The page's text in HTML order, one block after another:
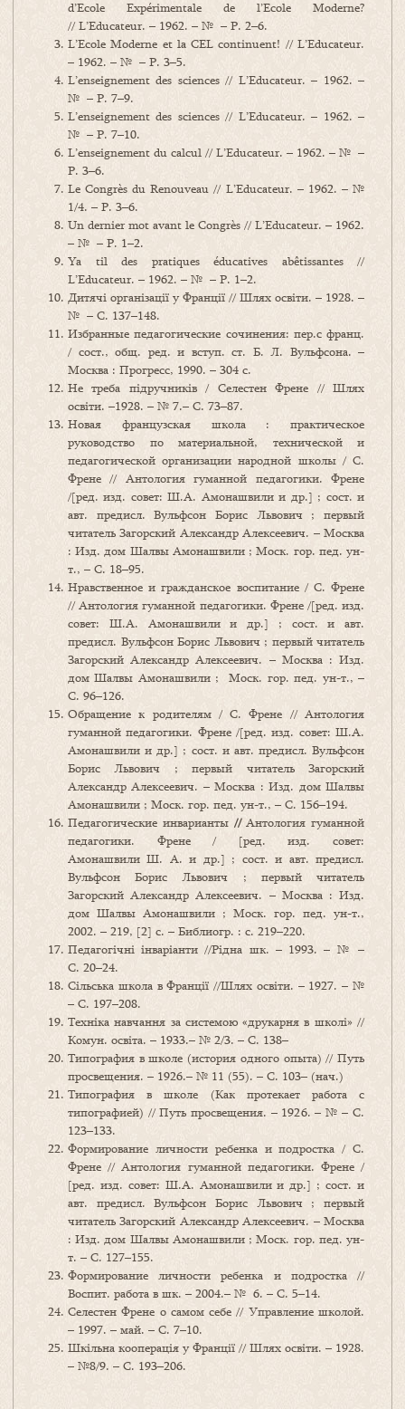
d’Ecole Expérimentale de l’Ecole Moderne?
// L’Educateur. – 1962. – № – P. 2–6.
L’Ecole Moderne et la CEL continuent! // L’Educateur.
– 1962. – № – P. 3–5.
L’enseignement des sciences // L’Educateur. – 1962. –
№ – P. 7–9.
L’enseignement des sciences // L’Educateur. – 1962. –
№ – P. 7–10.
L’enseignement du calcul // L’Educateur. – 1962. – № –
P. 3–6.
Le Congrès du Renouveau // L’Educateur. – 1962. – №
1/4. – P. 3–6.
Un dernier mot avant le Congrès // L’Educateur. – 1962.
– № – P. 1–2.
Ya til des pratiques éducatives abêtissantes //
L’Educateur. – 1962. – № – P. 1–2.
Дитячі організації у Франції // Шлях освіти. – 1928. –
№ – С. 137–148.
Избранные педагогические сочинения: пер.с франц.
/ сост., общ. ред. и вступ. ст. Б. Л. Вульфсона. –
Москва : Прогресс, 1990. – 304 с.
Не треба підручників / Селестен Френе // Шлях
освіти. –1928. – № 7.– С. 73–87.
Новая французская школа : практическое
руководство по материальной, технической и
педагогической организации народной школы / С.
Френе // Антология гуманной педагогики. Френе
/[ред. изд. совет: Ш.А. Амонашвили и др.] ; сост. и
авт. предисл. Вульфсон Борис Львович ; первый
читатель Загорский Александр Алексеевич. – Москва
: Изд. дом Шалвы Амонашвили ; Моск. гор. пед. ун-
т., – С. 18–95.
Нравственное и гражданское воспитание / С. Френе
// Антология гуманной педагогики. Френе /[ред. изд.
совет: Ш.А. Амонашвили и др.] ; сост. и авт.
предисл. Вульфсон Борис Львович ; первый читатель
Загорский Александр Алексеевич. – Москва : Изд.
дом Шалвы Амонашвили ; Моск. гор. пед. ун-т., –
С. 96–126.
Обращение к родителям / С. Френе // Антология
гуманной педагогики. Френе /[ред. изд. совет: Ш.А.
Амонашвили и др.] ; сост. и авт. предисл. Вульфсон
Борис Львович ; первый читатель Загорский
Александр Алексеевич. – Москва : Изд. дом Шалвы
Амонашвили ; Моск. гор. пед. ун-т., – С. 156–194.
Педагогические инварианты//Антология гуманной
педагогики. Френе / [ред. изд. совет:
Амонашвили Ш. А. и др.] ; сост. и авт. предисл.
Вульфсон Борис Львович ; первый читатель
Загорский Александр Алексеевич. – Москва : Изд.
дом Шалвы Амонашвили ; Моск. гор. пед. ун-т.,
2002. – 219, [2] с. – Библиогр. : с. 219–220.
Педагогічні інваріанти //Рідна шк. – 1993. – № –
С. 20–24.
Сільська школа в Франції //Шлях освіти. – 1927. – №
– С. 197–208.
Техніка навчання за системою «друкарня в школі» //
Комун. освіта. – 1933.– № 2/3. – С. 138–
Типография в школе (история одного опыта) // Путь
просвещения. – 1926.– № 11 (55). – С. 103– (нач.)
Типография в школе (Как протекает работа с
типографией) // Путь просвещения. – 1926. – № – С.
123–133.
Формирование личности ребенка и подростка / С.
Френе // Антология гуманной педагогики. Френе /
[ред. изд. совет: Ш.А. Амонашвили и др.] ; сост. и
авт. предисл. Вульфсон Борис Львович ; первый
читатель Загорский Александр Алексеевич. – Москва
: Изд. дом Шалвы Амонашвили ; Моск. гор. пед. ун-
т. – С. 127–155.
Формирование личности ребенка и подростка //
Воспит. работа в шк. – 2004.– № 6. – С. 5–14.
Селестен Френе о самом себе // Управление школой.
– 1997. – май. – С. 7–10.
Шкільна кооперація у Франції // Шлях освіти. – 1928.
– №8/9. – С. 193–206.